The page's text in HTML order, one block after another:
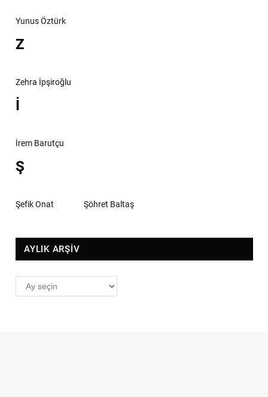
Yunus Öztürk
Z
Zehra İpşiroğlu
İ
İrem Barutçu
Ş
Şefik Onat Şöhret Baltaş
AYLIK ARŞİV
AYLIK
ARŞİV